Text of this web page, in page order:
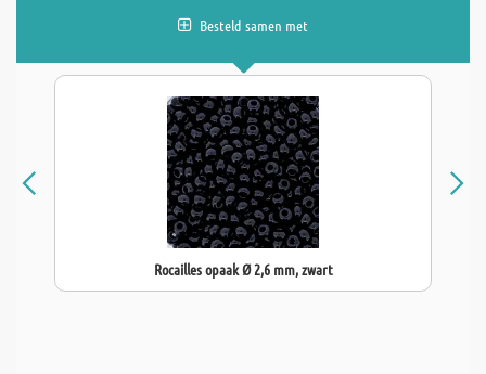
Besteld samen met
Rocailles opaak Ø 2,6 mm, zwart